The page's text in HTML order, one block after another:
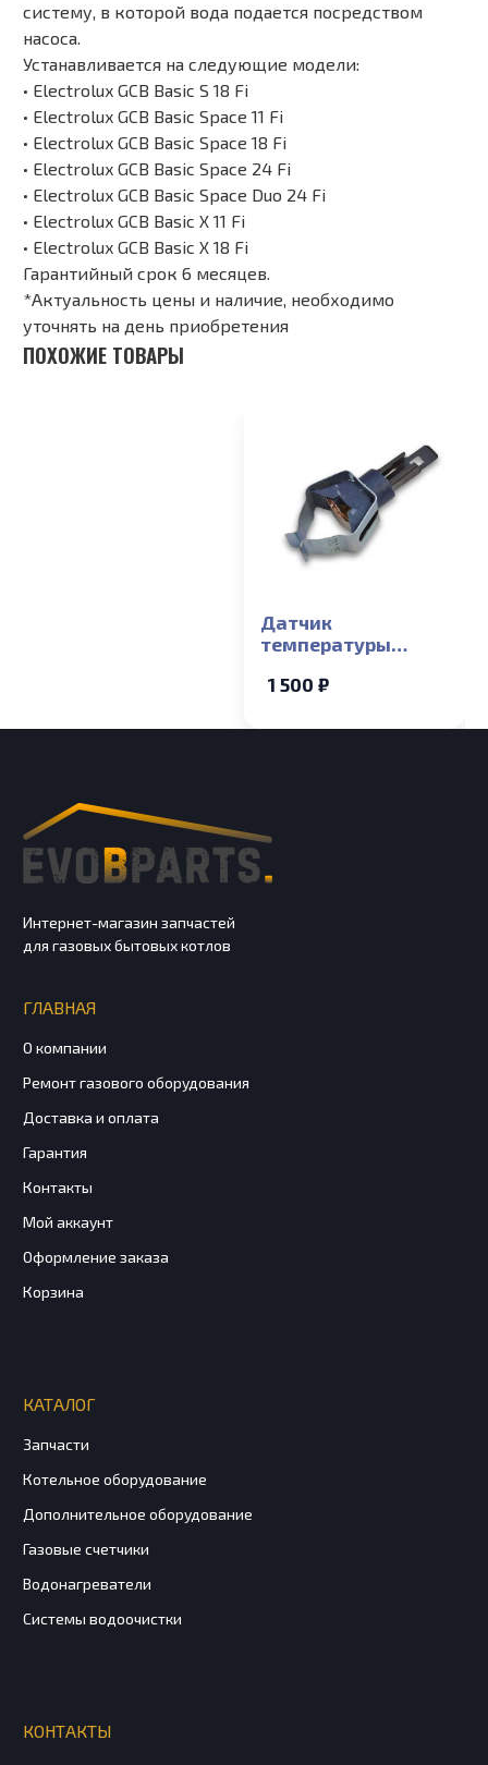
систему, в которой вода подается посредством
насоса.
Устанавливается на следующие модели:
• Electrolux GCB Basic S 18 Fi
• Electrolux GCB Basic Space 11 Fi
• Electrolux GCB Basic Space 18 Fi
• Electrolux GCB Basic Space 24 Fi
• Electrolux GCB Basic Space Duo 24 Fi
• Electrolux GCB Basic X 11 Fi
• Electrolux GCB Basic X 18 Fi
Гарантийный срок 6 месяцев.
*Актуальность цены и наличие, необходимо
уточнять на день приобретения
ПОХОЖИЕ ТОВАРЫ
Датчик
температуры
Electrolux Basic X,
1 500 ₽
Интернет-магазин запчастей
для газовых бытовых котлов
ГЛАВНАЯ
О компании
Ремонт газового оборудования
Доставка и оплата
Гарантия
Контакты
Мой аккаунт
Оформление заказа
Корзина
КАТАЛОГ
Запчасти
Котельное оборудование
Дополнительное оборудование
Газовые счетчики
Водонагреватели
Системы водоочистки
КОНТАКТЫ